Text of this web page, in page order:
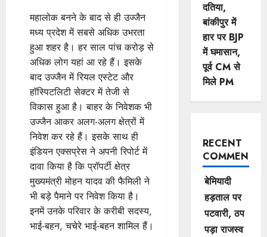
महालोक बनने के बाद से ही उज्जैन
मध्य प्रदेश में सबसे अधिक उभरता
हुआ शहर है। हर साल पांच करोड़ से
अधिक लोग यहां आ रहे हैं। इसके
बाद उज्जैन में रियल एस्टेट और
हॉस्पिटलिटी सेक्टर में तेजी से
विकास हुआ है। बाहर के निवेशक भी
उज्जैन आकर अलग-अलग क्षेत्रों में
निवेश कर रहे हैं। इसके साथ ही
इंडियन एक्सप्रेस ने अपनी रिपोर्ट में
दावा किया है कि प्रॉपर्टी क्षेत्र
मुख्यमंत्री मोहन यादव की फैमिली ने
भी बड़े पैमाने पर निवेश किया है।
इनमें उनके परिवार के करीबी सदस्य,
भाई-बहन, चचेरे भाई-बहन शामिल हैं।
दतिया,
बांकीपुर में
हार पर BJP
में घमासान,
पूर्व CM से
मिले PM
RECENT
COMMENTS
बेमियादी
हड़ताल पर
पटवारी, ठप
पड़ा राजस्व